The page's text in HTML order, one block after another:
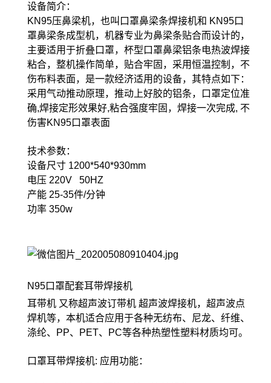
设备简介：
KN95压鼻梁机，也叫口罩鼻梁条焊接机和 KN95口
罩鼻梁条成型机，机器专业为鼻梁条贴合而设计的，
主要适用于折叠口罩，杯型口罩鼻梁铝条电热波焊接
粘合，整机操作简单，贴合牢固，采用恒温控制，不
伤布料表面，是一款经济适用的设备，其特点如下：
采用气动推动原理，推动上好胶的铝条，口罩定位准
确,焊接定形效果好,粘合强度牢固，焊接一次完成, 不
伤害KN95口罩表面
技术参数：
设备尺寸 1200*540*930mm
电压 220V 50HZ
产能 25-35件/分钟
功率 350w
N95口罩配套耳带焊接机
耳带机 又称超声波订带机 超声波焊接机，超声波点
焊机等，本机适合应用于各种无纺布、尼龙、纤维、
涤纶、PP、PET、PC等各种热塑性塑料材质均可。
口罩耳带焊接机: 应用功能：